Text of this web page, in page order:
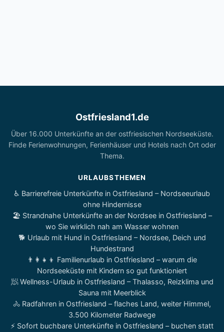
Ostfriesland1.de
Über 16.000 Unterkünfte an der ostfriesischen Nordseeküste.
Finde Ferienwohnungen, Ferienhäuser und Hotels nach Ort oder
Thema.
URLAUBSTHEMEN
♿ Barrierefreie Unterkünfte in Ostfriesland – Nordseeurlaub
ohne Hindernisse
🏖️ Strandnahe Unterkünfte an der Nordsee in Ostfriesland –
wo Sie wirklich nah am Wasser wohnen
🐕 Urlaub mit Hund in Ostfriesland – Nordsee, Deich und
Hundestrand
👨‍👩‍👧‍👦 Familienurlaub in Ostfriesland – warum die
Nordseeküste mit Kindern so gut funktioniert
🧖 Wellness-Urlaub in Ostfriesland – Thalasso, Reizklima und
Sauna mit Meerblick
🚴 Radfahren in Ostfriesland – flaches Land, weiter Himmel,
3.500 Kilometer Radwege
⚡ Sofort buchbare Unterkünfte in Ostfriesland – buchen statt